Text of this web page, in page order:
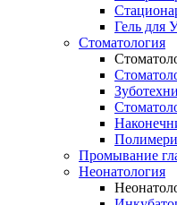
Гель для
Стоматология
Промывание
Неонатология